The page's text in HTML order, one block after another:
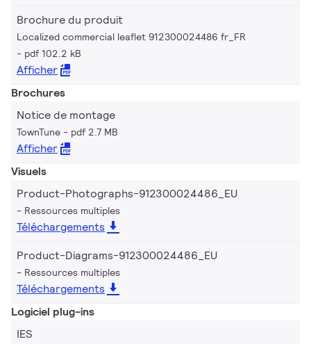
Brochure du produit
Localized commercial leaflet 912300024486 fr_FR
pdf 102.2 kB
Afficher
Brochures
Notice de montage
TownTune pdf 2.7 MB
Afficher
Visuels
Product-Photographs-912300024486_EU
Ressources multiples
Téléchargements
Product-Diagrams-912300024486_EU
Ressources multiples
Téléchargements
Logiciel plug-ins
IES